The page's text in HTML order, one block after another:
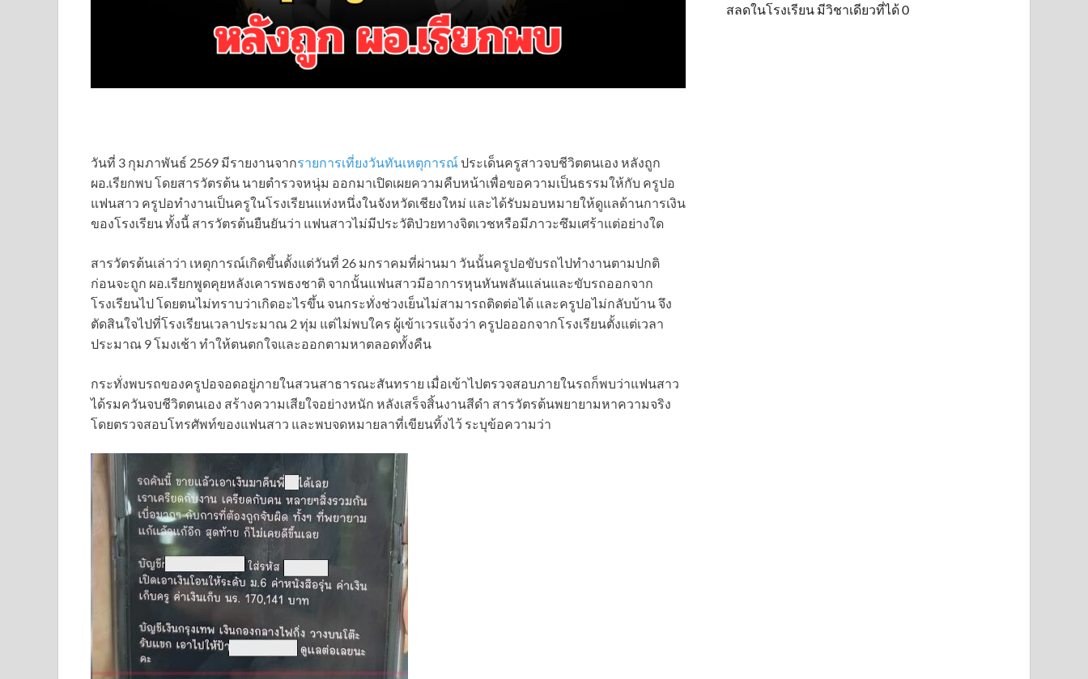
วันที่ 3 กุมภาพันธ์ 2569 มีรายงานจากรายการเที่ยงวันทันเหตุการณ์ประเด็นครูสาวจบชีวิตตนเอง หลังถูก
ผอ.เรียกพบ โดยสารวัตรต้น นายตำรวจหนุ่ม ออกมาเปิดเผยความคืบหน้าเพื่อขอความเป็นธรรมให้กับ ครูปอ
แฟนสาว ครูปอทำงานเป็นครูในโรงเรียนแห่งหนึ่งในจังหวัดเชียงใหม่ และได้รับมอบหมายให้ดูแลด้านการเงิน
ของโรงเรียน ทั้งนี้ สารวัตรต้นยืนยันว่า แฟนสาวไม่มีประวัติป่วยทางจิตเวชหรือมีภาวะซึมเศร้าแต่อย่างใด
สารวัตรต้นเล่าว่า เหตุการณ์เกิดขึ้นตั้งแต่วันที่ 26 มกราคมที่ผ่านมา วันนั้นครูปอขับรถไปทำงานตามปกติ
ก่อนจะถูก ผอ.เรียกพูดคุยหลังเคารพธงชาติ จากนั้นแฟนสาวมีอาการหุนหันพลันแล่นและขับรถออกจาก
โรงเรียนไป โดยตนไม่ทราบว่าเกิดอะไรขึ้น จนกระทั่งช่วงเย็นไม่สามารถติดต่อได้ และครูปอไม่กลับบ้าน จึง
ตัดสินใจไปที่โรงเรียนเวลาประมาณ 2 ทุ่ม แต่ไม่พบใคร ผู้เข้าเวรแจ้งว่า ครูปอออกจากโรงเรียนตั้งแต่เวลา
ประมาณ 9 โมงเช้า ทำให้ตนตกใจและออกตามหาตลอดทั้งคืน
กระทั่งพบรถของครูปอจอดอยู่ภายในสวนสาธารณะสันทราย เมื่อเข้าไปตรวจสอบภายในรถก็พบว่าแฟนสาว
ได้รมควันจบชีวิตตนเอง สร้างความเสียใจอย่างหนัก หลังเสร็จสิ้นงานสีดำ สารวัตรต้นพยายามหาความจริง
โดยตรวจสอบโทรศัพท์ของแฟนสาว และพบจดหมายลาที่เขียนทิ้งไว้ ระบุข้อความว่า
สลดในโรงเรียน มีวิชาเดียวที่ได้ 0